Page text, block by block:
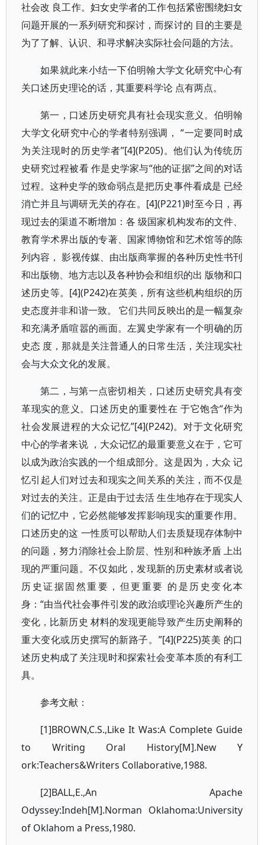
社会改 良工作。妇女史学者的工作包括紧密围绕妇女
问题开展的一系列研究和探讨，而探讨的 目的主要是
为了了解、认识、和寻求解决实际社会问题的方法。
如果就此来小结一下伯明翰大学文化研究中心有
关口述历史理论的话，其重要科学论 点有两点。
第一，口述历史研究具有社会现实意义。伯明翰
大学文化研究中心的学者特别强调， “一定要同时成
为关注现时的历史学者”[4](P205)。他们认为传统历
史研究过程被看 作是史学家与“他的证据”之间的对话
过程。这种史学的致命弱点是把历史事件看成是 已经
消亡并且与调研无关的存在。[4](P221)时至今日，再
现过去的渠道不断增加：各 级国家机构发布的文件、
教育学术界出版的专著、国家博物馆和艺术馆等的陈
列内容， 影视传媒、由出版商掌握的各种历史性书刊
和出版物、地方志以及各种协会和组织的出 版物和口
述历史等。[4](P242)在英美，所有这些机构组织的历
史态度并非和谐一致。 它们共同反映出的是一幅复杂
和充满矛盾喧嚣的画面。左翼史学家有一个明确的历
史态 度，那就是关注普通人的日常生活，关注现实社
会与大众文化的发展。
第二，与第一点密切相关，口述历史研究具有变
革现实的意义。口述历史的重要性在 于它饱含“作为
社会发展进程的大众记忆”[4](P242)。对于文化研究
中心的学者来说 ，大众记忆的最重要意义在于，它可
以成为政治实践的一个组成部分。这是因为，大众 记
忆引起人们对过去和现实之间关系的关注，而不仅是
对过去的关注。正是由于过去活 生生地存在于现实人
们的记忆中，它必然能够发挥影响现实的重要作用。
口述历史的这 一性质可以帮助人们去质疑现存体制中
的问题，努力消除社会上阶层、性别和种族矛盾 上出
现的严重问题。不仅如此，发现新的历史素材或者说
历史证据固然重要，但更重要 的是历史变化本
身：“由当代社会事件引发的政治或理论兴趣所产生的
变化，比新历史 材料的发现更能导致产生历史阐释的
重大变化或历史撰写的新路子。”[4](P225)英美 的口
述历史构成了关注现时和探索社会变革本质的有利工
具。
参考文献：
[1]BROWN,C.S.,Like It Was:A Complete Guide
to Writing Oral History[M].New Y
ork:Teachers&Writers Collaborative,1988.
[2]BALL,E.,An Apache
Odyssey:Indeh[M].Norman Oklahoma:University
of Oklahom a Press,1980.